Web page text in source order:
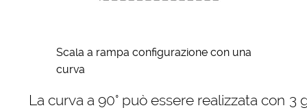
Scala a rampa configurazione con una
curva
La curva a 90° può essere realizzata con